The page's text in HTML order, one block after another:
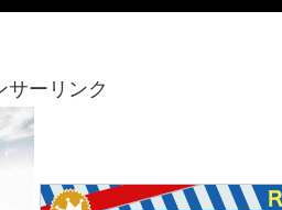
サーリンク